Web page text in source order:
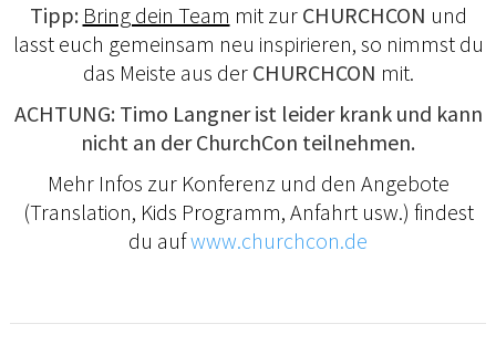
Tipp: Bring dein Team mit zur CHURCHCON und
lasst euch gemeinsam neu inspirieren, so nimmst du
das Meiste aus der CHURCHCON mit.
ACHTUNG: Timo Langner ist leider krank und kann
nicht an der ChurchCon teilnehmen.
Mehr Infos zur Konferenz und den Angebote
(Translation, Kids Programm, Anfahrt usw.) findest
du aufwww.churchcon.de